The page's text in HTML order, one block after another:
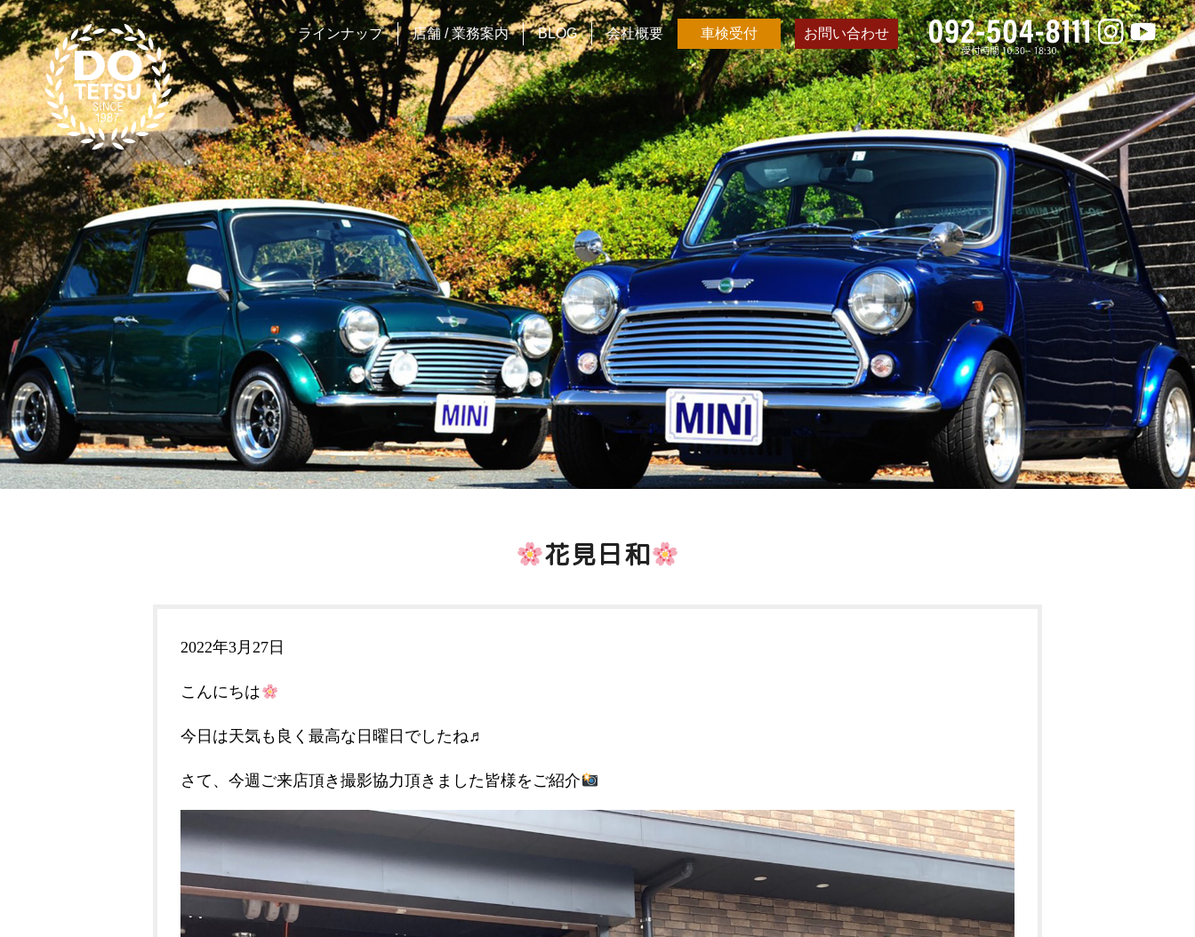
ラインナップ 店舗 / 業務案内 BLOG 会社概要 車検受付 お問い合わせ
花見日和
2022年3月27日
こんにちは
今日は天気も良く最高な日曜日でしたね♬
さて、今週ご来店頂き撮影協力頂きました皆様をご紹介